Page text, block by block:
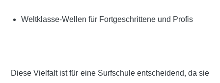
Weltklasse-Wellen für Fortgeschrittene und Profis
Diese Vielfalt ist für eine Surfschule entscheidend, da sie